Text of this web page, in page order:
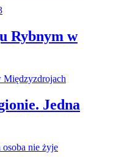
Rybnym w
Jedna